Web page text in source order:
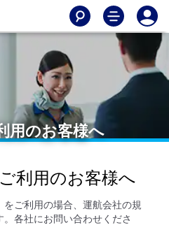
用のお客様へ
利用のお客様へ
ご利用の場合、運航会社の規
各社にお問い合わせくださ